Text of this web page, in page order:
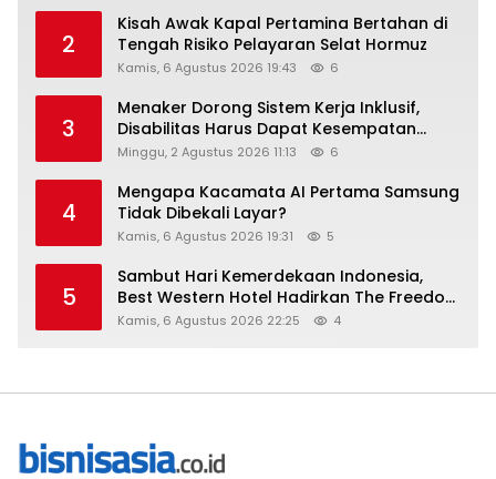
2
Kisah Awak Kapal Pertamina Bertahan di
Tengah Risiko Pelayaran Selat Hormuz
Kamis, 6 Agustus 2026 19:43 6
3
Menaker Dorong Sistem Kerja Inklusif,
Disabilitas Harus Dapat Kesempatan
Setara
Minggu, 2 Agustus 2026 11:13 6
4
Mengapa Kacamata AI Pertama Samsung
Tidak Dibekali Layar?
Kamis, 6 Agustus 2026 19:31 5
5
Sambut Hari Kemerdekaan Indonesia,
Best Western Hotel Hadirkan The Freedom
Stay Diskon Hingga 45%
Kamis, 6 Agustus 2026 22:25 4